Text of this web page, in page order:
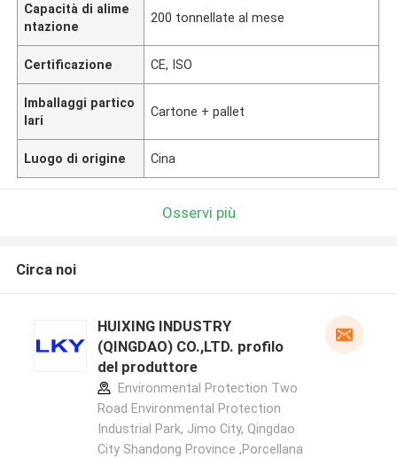
Capacità di alime
ntazione
200 tonnellate al mese
Certificazione CE, ISO
Imballaggi partico
lari
Cartone + pallet
Luogo di origine Cina
Osservi più
Circa noi
HUIXING INDUSTRY
(QINGDAO) CO.,LTD. profilo
del produttore
Environmental Protection Two
Road Environmental Protection
Industrial Park, Jimo City, Qingdao
City Shandong Province ,Porcellana